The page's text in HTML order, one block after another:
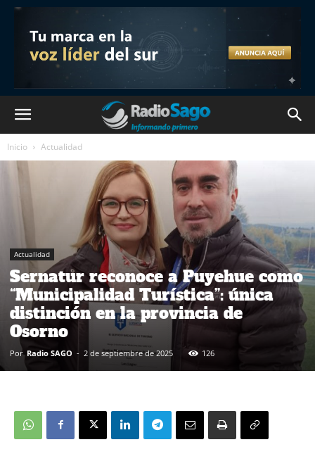
Inicio Actualidad
Actualidad
Sernatur reconoce a Puyehue como
“Municipalidad Turística”: única
distinción en la provincia de
Osorno
Por Radio SAGO - 2 de septiembre de 2025 126